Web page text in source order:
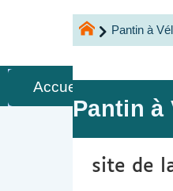
Accueil
Pantin à
Pantin à
site de